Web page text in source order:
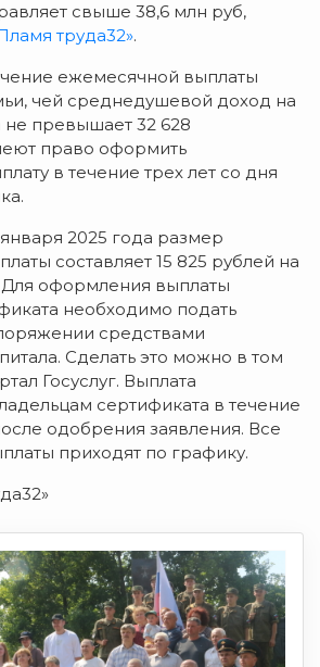
свыше 38,6 млн руб,
труда32».
ежемесячной выплаты
чей среднедушевой доход на
не превышает 32 628
право оформить
в течение трех лет со дня
2025 года размер
составляет 15 825 рублей на
оформления выплаты
необходимо подать
средствами
Сделать это можно в том
Госуслуг. Выплата
сертификата в течение
одобрения заявления. Все
приходят по графику.